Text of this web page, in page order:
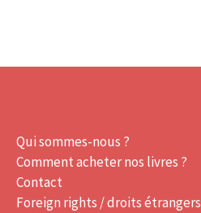
Qui sommes-nous ?
Comment acheter nos livres ?
Contact
Foreign rights / droits étrangers